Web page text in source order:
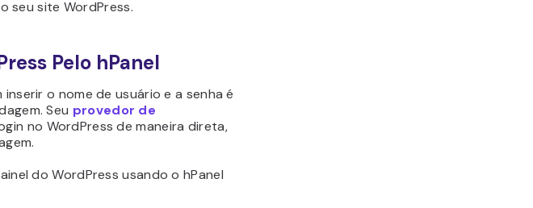
seu site WordPress.
Pelo hPanel
o nome de usuário e a senha é
Seu provedor de
no WordPress de maneira direta,
do WordPress usando o hPanel